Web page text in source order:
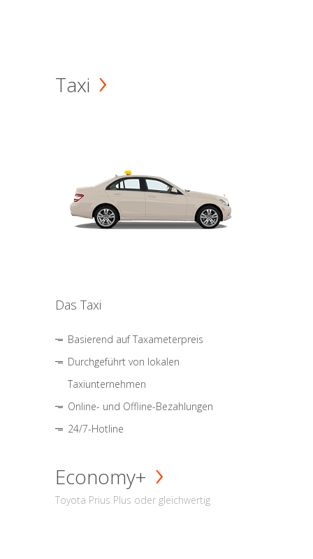
Taxi
Das Taxi
Basierend auf Taxameterpreis
Durchgeführt von lokalen
Taxiunternehmen
Online- und Offline-Bezahlungen
24/7-Hotline
Economy+
Toyota Prius Plus oder gleichwertig